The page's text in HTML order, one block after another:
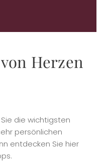
Herzen
die wichtigsten
persönlichen
entdecken Sie hier